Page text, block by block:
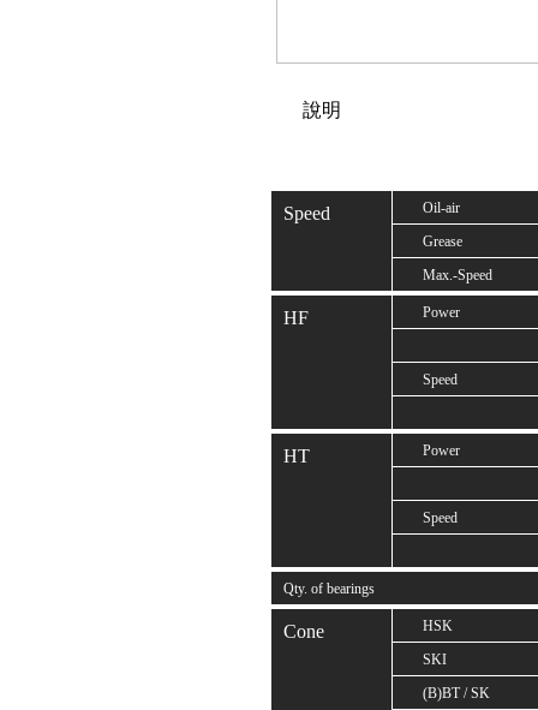
說明
Speed
Oil-air
Grease
Max.-Speed
HF Power
Speed
HT Power
Speed
Qty. of bearings
Cone
HSK
SKI
(B)BT / SK